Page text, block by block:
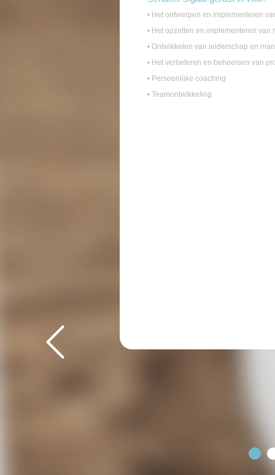
• Het ontwerpen en implementeren
• Het opzetten en implementeren van
• Ontwikkelen van leiderschap en
• Het verbeteren en beheersen van
• Persoonlijke coaching
• Teamontwikkeling